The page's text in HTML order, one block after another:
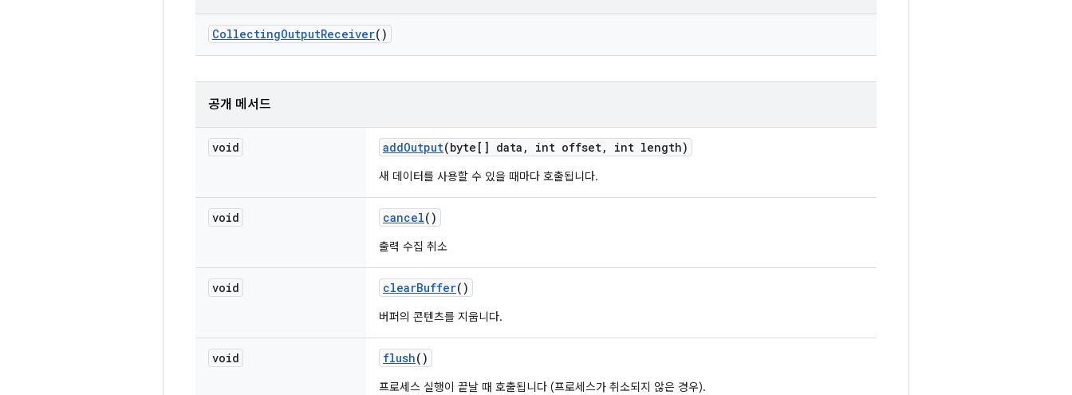
CollectingOutputReceiver()
공개 메서드
void addOutput(byte[] data , int offset, int length)
새 데이터를 사용할 수 있을 때마다 호출됩니다.
void cancel()
출력 수집 취소
void clearBuffer()
버퍼의 콘텐츠를 지웁니다.
void flush()
프로세스 실행이 끝날 때 호출됩니다 (프로세스가 취소되지 않은 경우).